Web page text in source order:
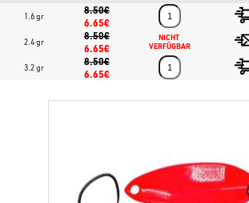
1.6 gr
8.50€
6.65€
2.4 gr
8.50€
6.65€
NICHT
VERFÜGBAR
3.2 gr
8.50€
6.65€